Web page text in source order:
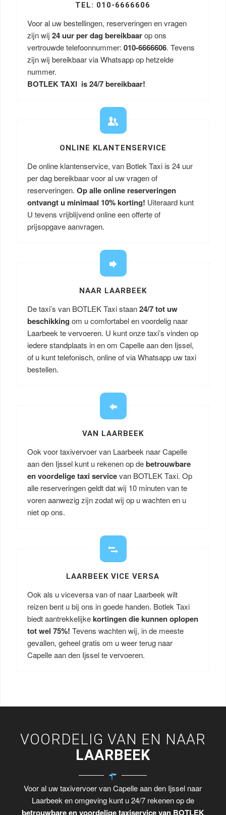
TEL: 010-6666606
Voor al uw bestellingen, reserveringen en vragen
zijn wij 24 uur per dag bereikbaarop ons
vertrouwde telefoonnummer: 010-6666606. Tevens
zijn wij bereikbaar via Whatsapp op hetzelde
nummer.
BOTLEK TAXI is 24/7 bereikbaar!
ONLINE KLANTENSERVICE
De online klantenservice, van Botlek Taxi is 24 uur
per dag bereikbaar voor al uw vragen of
reserveringen. Op alle online reserveringen
ontvangt u minimaal 10% korting! Uiteraard kunt
U tevens vrijblijvend online een offerte of
prijsopgave aanvragen.
NAAR LAARBEEK
De taxi’s van BOTLEK Taxi staan24/7 tot uw
beschikking om u comfortabel en voordelig naar
Laarbeek te vervoeren. U kunt onze taxi’s vinden op
iedere standplaats in en om Capelle aan den Ijssel,
of u kunt telefonisch, online of via Whatsapp uw taxi
bestellen.
VAN LAARBEEK
Ook voor taxivervoer van Laarbeek naar Capelle
aan den Ijssel kunt u rekenen op debetrouwbare
en voordelige taxi servicevan BOTLEK Taxi. Op
alle reserveringen geldt dat wij 10 minuten van te
voren aanwezig zijn zodat wij op u wachten en u
niet op ons.
LAARBEEK VICE VERSA
Ook als u viceversa van of naar Laarbeek wilt
reizen bent u bij ons in goede handen. Botlek Taxi
biedt aantrekkelijkekortingen die kunnen oplopen
tot wel 75%! Tevens wachten wij, in de meeste
gevallen, geheel gratis om u weer terug naar
Capelle aan den Ijssel te vervoeren.
VOORDELIG VAN EN NAAR
LAARBEEK
Voor al uw taxivervoer van Capelle aan den Ijssel naar
Laarbeek en omgeving kunt u 24/7 rekenen op de
betrouwbare en voordelige taxiservice van BOTLEK